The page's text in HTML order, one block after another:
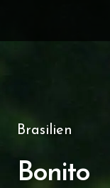
Brasilien
Bonito